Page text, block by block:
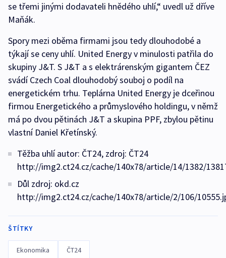
se třemi jinými dodavateli hnědého uhlí,“ uvedl už dříve
Maňák.
Spory mezi oběma firmami jsou tedy dlouhodobé a
týkají se ceny uhlí. United Energy v minulosti patřila do
skupiny J&T. S J&T a s elektrárenským gigantem ČEZ
svádí Czech Coal dlouhodobý souboj o podíl na
energetickém trhu. Teplárna United Energy je dceřinou
firmou Energetického a průmyslového holdingu, v němž
má po dvou pětinách J&T a skupina PPF, zbylou pětinu
vlastní Daniel Křetínský.
Těžba uhlí autor: ČT24, zdroj: ČT24
http://img2.ct24.cz/cache/140x78/article/14/1382/
Důl zdroj: okd.cz
http://img2.ct24.cz/cache/140x78/article/2/106/
ŠTÍTKY
Ekonomika ČT24